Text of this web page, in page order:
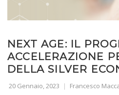
NEXT AGE: IL
ACCELERAZIONE
DELLA SILVER
20 Gennaio, 2023 Francesco